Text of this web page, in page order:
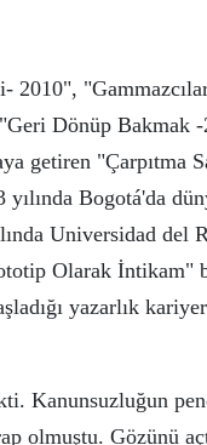
2010",
Dönüp Bakmak -
getiren "Çarpıtma
yılında Bogotá'dadü
Universidad del
Olarak İntikam"
yazarlık
Kanunsuzluğun pen
olmuştu. Gözünüaç